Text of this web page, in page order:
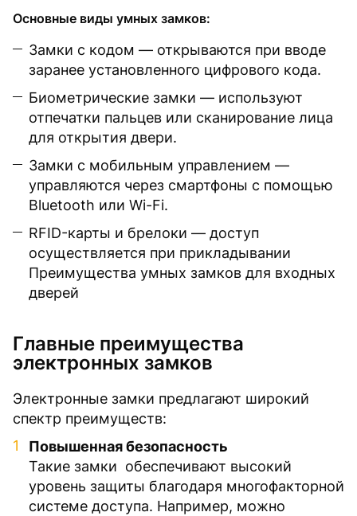
Основные виды умных замков:
Замки с кодом — открываются при вводе
заранее установленного цифрового кода.
Биометрические замки — используют
отпечатки пальцев или сканирование лица
для открытия двери.
Замки с мобильным управлением —
управляются через смартфоны с помощью
Bluetooth или Wi-Fi.
RFID-карты и брелоки — доступ
осуществляется при прикладывании
Преимущества умных замков для входных
дверей
Главные преимущества
электронных замков
Электронные замки предлагают широкий
спектр преимуществ:
Повышенная безопасность
Такие замки обеспечивают высокий
уровень защиты благодаря многофакторной
системе доступа. Например, можно